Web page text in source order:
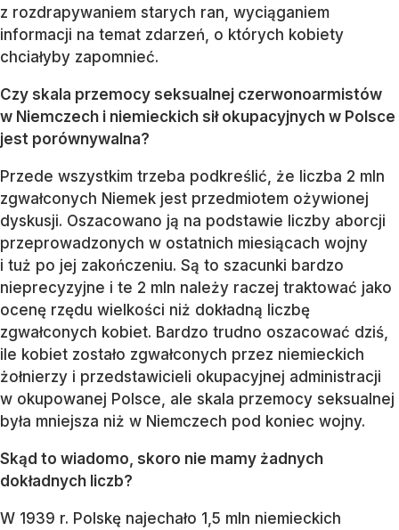
z rozdrapywaniem starych ran, wyciąganiem
informacji na temat zdarzeń, o których kobiety
chciałyby zapomnieć.
Czy skala przemocy seksualnej czerwonoarmistów
w Niemczech i niemieckich sił okupacyjnych w Polsce
jest porównywalna?
Przede wszystkim trzeba podkreślić, że liczba 2 mln
zgwałconych Niemek jest przedmiotem ożywionej
dyskusji. Oszacowano ją na podstawie liczby aborcji
przeprowadzonych w ostatnich miesiącach wojny
i tuż po jej zakończeniu. Są to szacunki bardzo
nieprecyzyjne i te 2 mln należy raczej traktować jako
ocenę rzędu wielkości niż dokładną liczbę
zgwałconych kobiet. Bardzo trudno oszacować dziś,
ile kobiet zostało zgwałconych przez niemieckich
żołnierzy i przedstawicieli okupacyjnej administracji
w okupowanej Polsce, ale skala przemocy seksualnej
była mniejsza niż w Niemczech pod koniec wojny.
Skąd to wiadomo, skoro nie mamy żadnych
dokładnych liczb?
W 1939 r. Polskę najechało 1,5 mln niemieckich